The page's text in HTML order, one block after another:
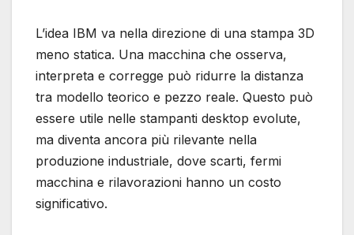
L’idea IBM va nella direzione di una stampa 3D
meno statica. Una macchina che osserva,
interpreta e corregge può ridurre la distanza
tra modello teorico e pezzo reale. Questo può
essere utile nelle stampanti desktop evolute,
ma diventa ancora più rilevante nella
produzione industriale, dove scarti, fermi
macchina e rilavorazioni hanno un costo
significativo.